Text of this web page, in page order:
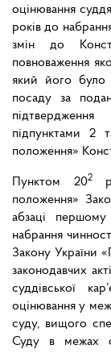
оцінювання
років до
змін до
повноваження
який його було
посаду за
підпунктами 2
положення»
Пунктом 202
положення»
абзаці
набрання
Закону України
законодавчих
суддівської
оцінювання у
суду, вищого
Суду в межах